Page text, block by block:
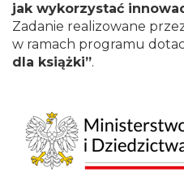
jak wykorzystać
Zadanie realizowane
w ramach programu
dla książki”.